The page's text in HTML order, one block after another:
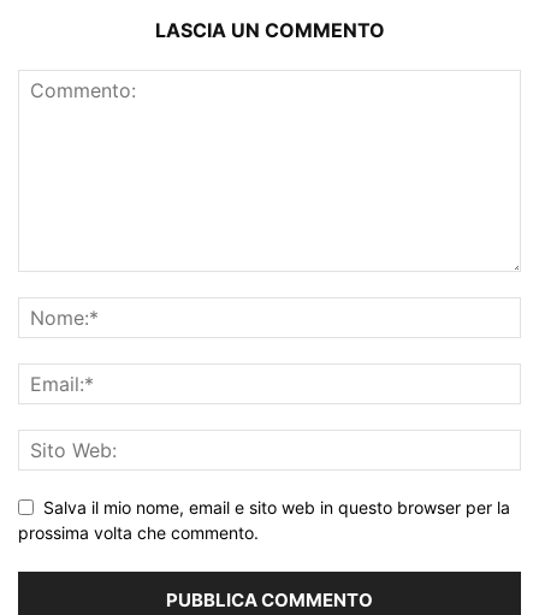
LASCIA UN COMMENTO
Salva il mio nome, email e sito web in questo browser per la
prossima volta che commento.